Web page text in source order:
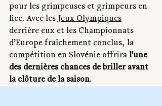
pour les grimpeuses et grimpeurs en
lice. Avec les Jeux Olympiques
derrière eux et les Championnats
d’Europe fraîchement conclus, la
compétition en Slovénie offrira l'une
des dernières chances de briller avant
la clôture de la saison.